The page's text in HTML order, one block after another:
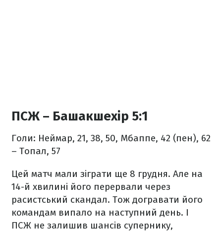
ПСЖ – Башакшехір 5:1
Голи: Неймар, 21, 38, 50, Мбаппе, 42 (пен), 62
– Топал, 57
Цей матч мали зіграти ще 8 грудня. Але на
14-й хвилині його перервали через
расистський скандал. Тож догравати його
командам випало на наступний день. І
ПСЖ не залишив шансів супернику,